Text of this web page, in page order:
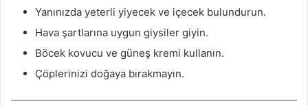
Yanınızda yeterli yiyecek ve içecek bulundurun.
Hava şartlarına uygun giysiler giyin.
Böcek kovucu ve güneş kremi kullanın.
Çöplerinizi doğaya bırakmayın.